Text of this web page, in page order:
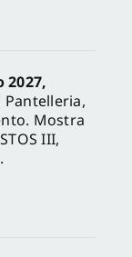
2027,
Pantelleria,
Mostra
III,